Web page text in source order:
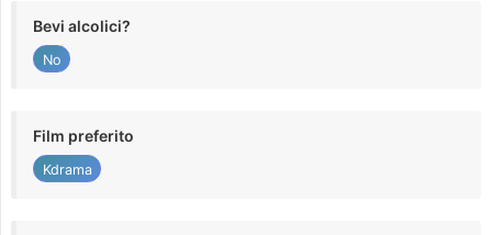
Bevi alcolici?
No
Film preferito
Kdrama